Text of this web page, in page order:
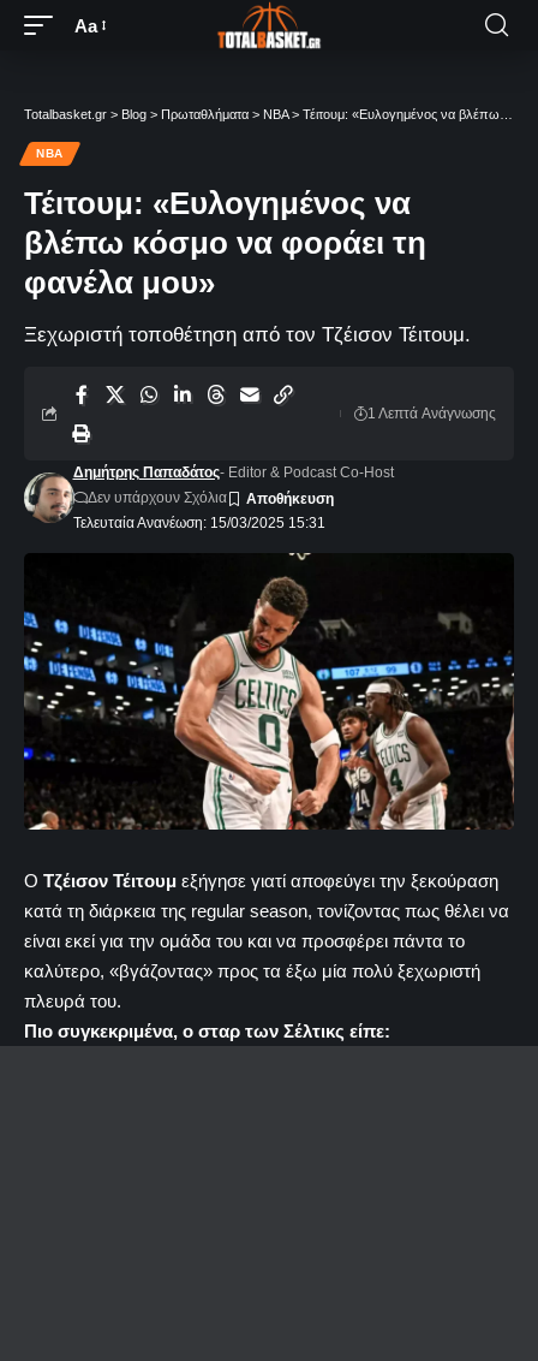
Aa
Totalbasket.gr > Blog > Πρωταθλήματα > NBA> Τέιτουμ: «Ευλογημένος να βλέπω κόσμο να φοράει τη φανέλα μου»
NBA
Τέιτουμ: «Ευλογημένος να
βλέπω κόσμο να φοράει τη
φανέλα μου»
Ξεχωριστή τοποθέτηση από τον Τζέισον Τέιτουμ.
Τελευταία Ανανέωση: 15/03/2025 15:31
Δημήτρης Παπαδάτος- Editor & Podcast Co-Host
Δεν υπάρχουν Σχόλια
1 Λεπτά Aνάγνωσης
Ο Τζέισον Τέιτουμ εξήγησε γιατί αποφεύγει την ξεκούραση
κατά τη διάρκεια της regular season, τονίζοντας πως θέλει να
είναι εκεί για την ομάδα του και να προσφέρει πάντα το
καλύτερο, «βγάζοντας» προς τα έξω μία πολύ ξεχωριστή
πλευρά του.
Πιο συγκεκριμένα, ο σταρ των Σέλτικς είπε: